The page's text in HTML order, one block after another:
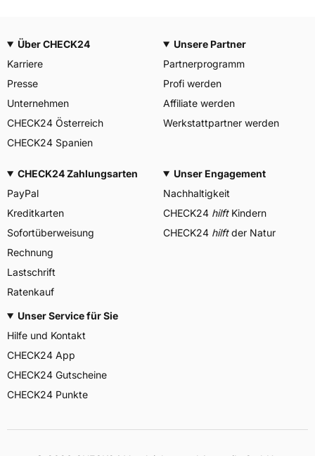
Über CHECK24
Karriere
Presse
Unternehmen
CHECK24 Österreich
CHECK24 Spanien
Unsere Partner
Partnerprogramm
Profi werden
Affiliate werden
Werkstattpartner werden
CHECK24 Zahlungsarten
PayPal
Kreditkarten
Sofortüberweisung
Rechnung
Lastschrift
Ratenkauf
Unser Engagement
Nachhaltigkeit
CHECK24 hilftKindern
CHECK24 hilftder Natur
Unser Service für Sie
Hilfe und Kontakt
CHECK24 App
CHECK24 Gutscheine
CHECK24 Punkte